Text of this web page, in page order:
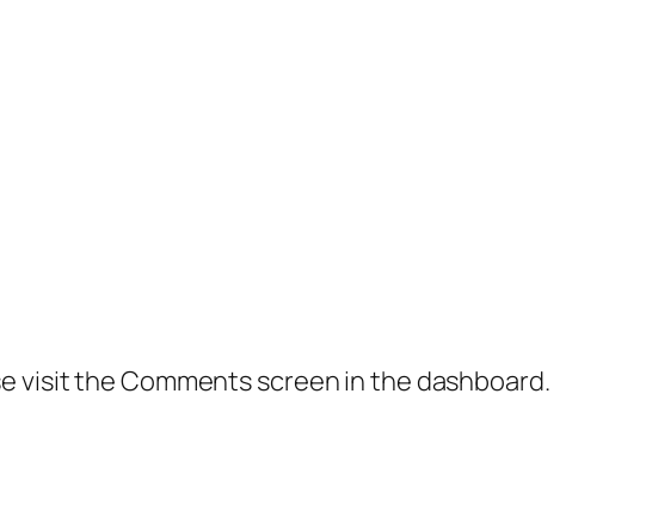
the Comments screen in the dashboard.